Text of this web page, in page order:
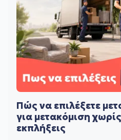
Πώς να επιλέξετε
για μετακόμιση
εκπλήξεις